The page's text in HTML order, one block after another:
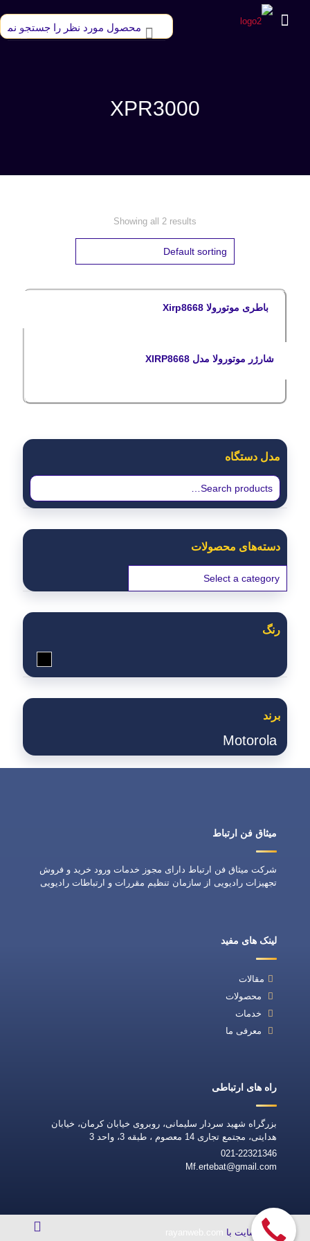
XPR3000
Showing all 2 results
باطری موتورولا Xirp8668
شارژر موتورولا مدل XIRP8668
مدل دستگاه
دسته‌های محصولات
رنگ
برند
Motorola
میثاق فن ارتباط
شرکت میثاق فن ارتباط دارای مجوز خدمات ورود خرید و فروش
تجهیزات رادیویی از سازمان تنظیم مقررات و ارتباطات رادیویی
لینک های مفید
مقالات
محصولات
خدمات
معرفی ما
راه های ارتباطی
بزرگراه شهید سردار سلیمانی، روبروی خیابان کرمان، خیابان
هدایتی، مجتمع تجاری 14 معصوم ، طبقه 3، واحد 3
021-22321346
Mf.ertebat@gmail.com
طراحی سایت با rayanweb.com